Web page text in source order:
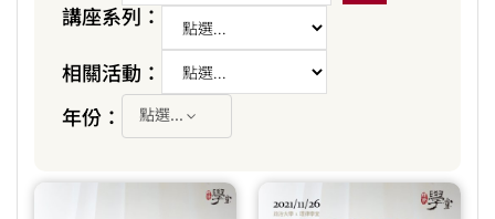
講座系列：
相關活動：
年份：
點選...